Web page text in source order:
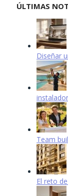
ÚLTIMAS
Diseñar
Team
El reto